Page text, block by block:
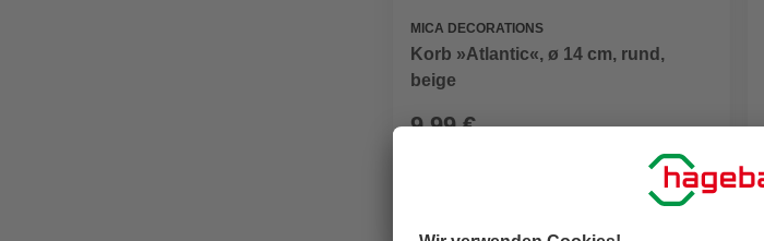
MICA DECORATIONS
Korb »Atlantic«, ø 14 cm, rund,
beige
9,99 €